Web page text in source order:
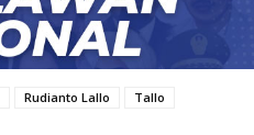
Rudianto Lallo Tallo